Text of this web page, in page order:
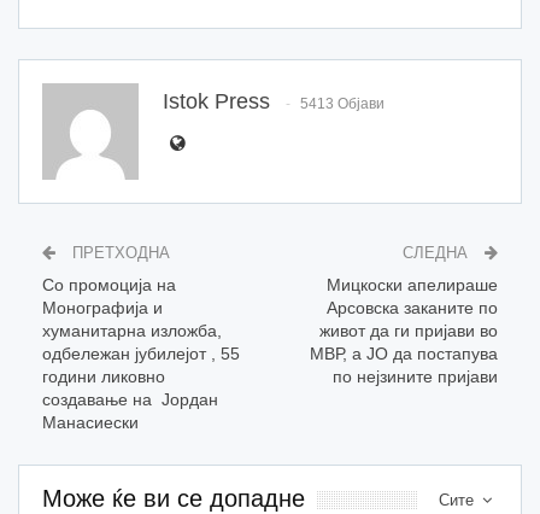
Istok Press 5413 Објави
ПРЕТХОДНА
Со промоција на
Монографија и
хуманитарна изложба,
одбележан јубилејот , 55
години ликовно
создавање на Јордан
Манасиески
СЛЕДНА
Мицкоски апелираше
Арсовска заканите по
живот да ги пријави во
МВР, а ЈО да постапува
по нејзините пријави
Сите
Може ќе ви се допадне